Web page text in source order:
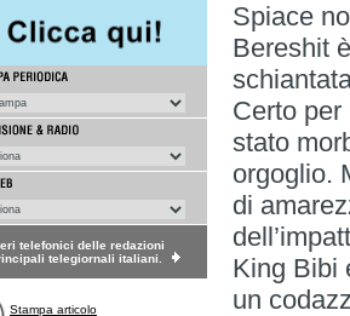
telefonici delle redazioni
telegiornali italiani.
Stampa articolo
Spiace
Bereshit
Certo per
stato
orgoglio.
di
King Bibi
un